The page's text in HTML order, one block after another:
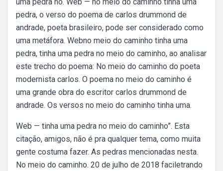
pedra, o verso do poema de carlos drummond de
andrade, poeta brasileiro, pode ser considerado como
uma metáfora. Webno meio do caminho tinha uma
pedra, tinha uma pedra no meio do caminho, ao analisar
este trecho do poema: No meio do caminho do poeta
modernista carlos. O poema no meio do caminho é
uma grande obra do escritor carlos drummond de
andrade. Os versos no meio do caminho tinha uma.
Web — tinha uma pedra no meio do caminho”. Esta
citação, amigos, não é pra qualquer tema, como muita
gente costuma fazer. As pedras mencionadas nesta.
No meio do caminho. 20 de julho de 2018 faciletrando